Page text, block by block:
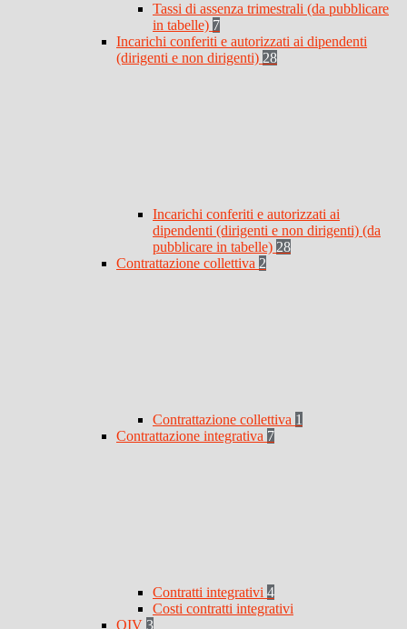
Tassi di assenza trimestrali (da pubblicare
in tabelle) 7
Incarichi conferiti e autorizzati ai dipendenti
(dirigenti e non dirigenti) 28
Incarichi conferiti e autorizzati ai
dipendenti (dirigenti e non dirigenti) (da
pubblicare in tabelle) 28
Contrattazione collettiva 2
Contrattazione collettiva 1
Contrattazione integrativa 7
Contratti integrativi 4
Costi contratti integrativi
OIV 3